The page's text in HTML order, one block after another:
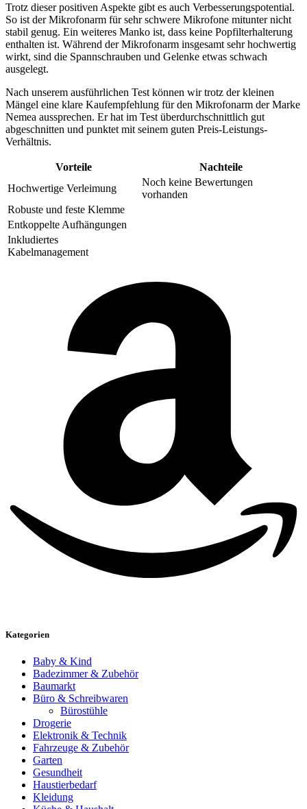
Trotz dieser positiven Aspekte gibt es auch Verbesserungspotential.
So ist der Mikrofonarm für sehr schwere Mikrofone mitunter nicht
stabil genug. Ein weiteres Manko ist, dass keine Popfilterhalterung
enthalten ist. Während der Mikrofonarm insgesamt sehr hochwertig
wirkt, sind die Spannschrauben und Gelenke etwas schwach
ausgelegt.
Nach unserem ausführlichen Test können wir trotz der kleinen
Mängel eine klare Kaufempfehlung für den Mikrofonarm der Marke
Nemea aussprechen. Er hat im Test überdurchschnittlich gut
abgeschnitten und punktet mit seinem guten Preis-Leistungs-
Verhältnis.
Vorteile
Nachteile
Hochwertige Verleimung
Noch keine Bewertungen
vorhanden
Robuste und feste Klemme
Entkoppelte Aufhängungen
Inkludiertes
Kabelmanagement
Kategorien
Baby & Kind
Badezimmer & Zubehör
Baumarkt
Büro & Schreibwaren
Bürostühle
Drogerie
Elektronik & Technik
Fahrzeuge & Zubehör
Garten
Gesundheit
Haustierbedarf
Kleidung